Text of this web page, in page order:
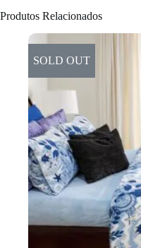
Produtos Relacionados
SOLD OUT